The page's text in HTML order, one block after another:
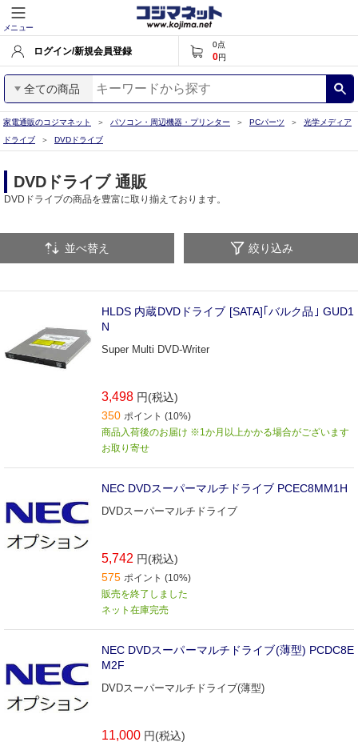
メニュー
ログイン/新規会員登録
0点
0円
全ての商品
家電通販のコジマネット パソコン・周辺機器・プリンター PCパーツ
光学メディア
ドライブ
DVDドライブ
DVDドライブ 通販
DVDドライブの商品を豊富に取り揃えております。
並べ替え 絞り込み
HLDS 内蔵DVDドライブ [SATA]｢バルク品｣ GUD1
N
Super Multi DVD-Writer
3,498 円(税込)
350 ポイント (10%)
商品入荷後のお届け ※1か月以上かかる場合がございます
お取り寄せ
NEC DVDスーパーマルチドライブ PCEC8MM1H
DVDスーパーマルチドライブ
5,742 円(税込)
575 ポイント (10%)
販売を終了しました
ネット在庫完売
NEC DVDスーパーマルチドライブ(薄型) PCDC8E
M2F
DVDスーパーマルチドライブ(薄型)
11,000 円(税込)